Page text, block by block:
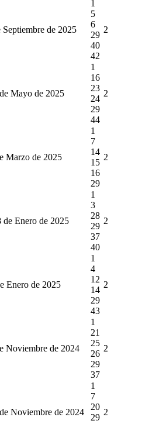
Septiembre de 2025
1
5
6
29
40
42
2
Mayo de 2025
1
16
23
24
29
44
2
Marzo de 2025
1
7
14
15
16
29
2
de Enero de 2025
1
3
28
29
37
40
2
Enero de 2025
1
4
12
14
29
43
2
Noviembre de 2024
1
21
25
26
29
37
2
Noviembre de 2024
1
7
20
29
2